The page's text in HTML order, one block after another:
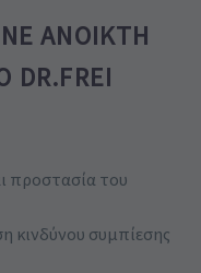
ΑΝΟΙΚΤΉ
προστασία του
κινδύνου συμπίεσης